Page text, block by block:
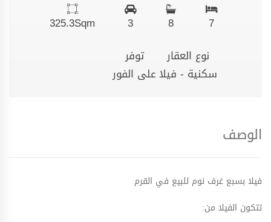
7
8
3
325.3Sqm
نوع العقار
سكنية - فيلا
توفر
على الفور
الوصف
فيلا بسبع غرف نوم للبيع في القرم
تتكون الفيلا من: